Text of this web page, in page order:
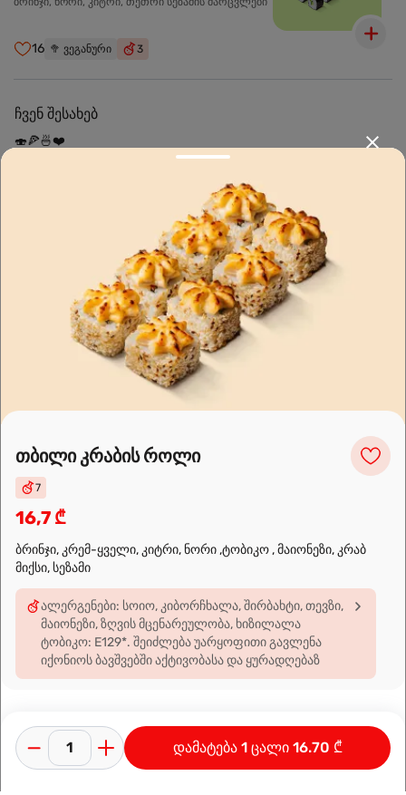
16 🥦 ვეგანური 3
ჩვენ შესახებ
🍣🍕🍜❤️
prepared for you. Choose the nearest location and explore the
Leaflet | OpenFreeMap© OpenStreetMap
თბილი კრაბის როლი
7
16,7 ₾
ბრინჯი, კრემ-ყველი, კიტრი, ნორი ,ტობიკო , მაიონეზი, კრაბ
მიქსი, სეზამი
ალერგენები: სოიო, კიბორჩხალა, შირბახტი, თევზი,
მაიონეზი, ზღვის მცენარეულობა, ხიზილალა
ტობიკო: E129*. შეიძლება უარყოფითი გავლენა
იქონიოს ბავშვებში აქტივობასა და ყურადღებაზ
დამატება 1 ცალი 16.70 ₾